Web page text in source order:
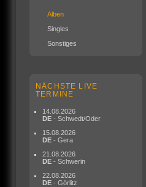
Alben
Singles
Sonstiges
NÄCHSTE LIVE
TERMINE
14.08.2026
DE - Schwedt/Oder
15.08.2026
DE - Gera
21.08.2026
DE - Schwerin
22.08.2026
DE - Görlitz